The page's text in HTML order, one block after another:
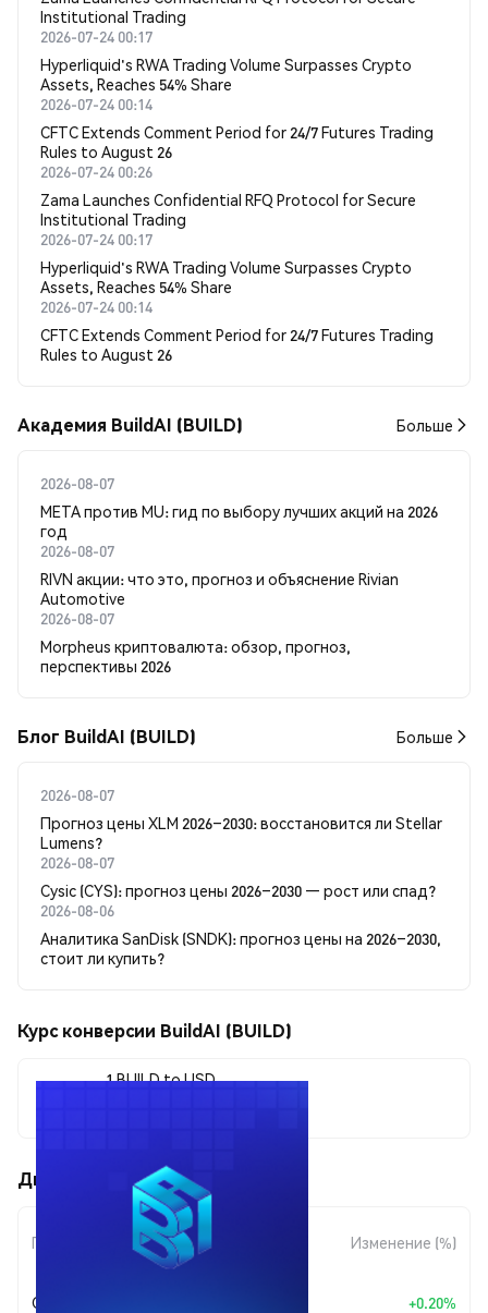
Institutional Trading
2026-07-24 00:17
Hyperliquid's RWA Trading Volume Surpasses Crypto
Assets, Reaches 54% Share
2026-07-24 00:14
CFTC Extends Comment Period for 24/7 Futures Trading
Rules to August 26
2026-07-24 00:26
Zama Launches Confidential RFQ Protocol for Secure
Institutional Trading
2026-07-24 00:17
Hyperliquid's RWA Trading Volume Surpasses Crypto
Assets, Reaches 54% Share
2026-07-24 00:14
CFTC Extends Comment Period for 24/7 Futures Trading
Rules to August 26
Академия BuildAI (BUILD) Больше
2026-08-07
META против MU: гид по выбору лучших акций на 2026
год
2026-08-07
RIVN акции: что это, прогноз и объяснение Rivian
Automotive
2026-08-07
Morpheus криптовалюта: обзор, прогноз,
перспективы 2026
Блог BuildAI (BUILD) Больше
2026-08-07
Прогноз цены XLM 2026–2030: восстановится ли Stellar
Lumens?
2026-08-07
Cysic (CYS): прогноз цены 2026–2030 — рост или спад?
2026-08-06
Аналитика SanDisk (SNDK): прогноз цены на 2026–2030,
стоит ли купить?
Курс конверсии BuildAI (BUILD)
1 BUILD to USD
Движения цены BuildAI (BUILD)
Период
Изменение
суммы
Изменение (%)
Сегодня +0.20%